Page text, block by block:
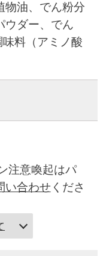
物油、でん粉分
ウダー、でん
料（アミノ酸
注意喚起はパ
い合わせ くださ